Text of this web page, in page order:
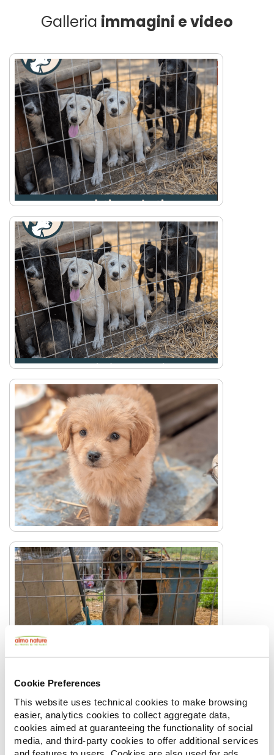
Cookie Preferences
This website uses technical cookies to make browsing
easier, analytics cookies to collect aggregate data,
cookies aimed at guaranteeing the functionality of social
media, and third-party cookies to offer additional services
Galleria immagini e video